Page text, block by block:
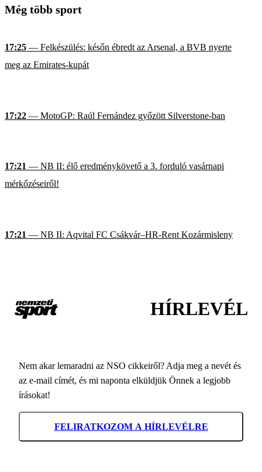
Még több sport
17:25 — Felkészülés: későn ébredt az Arsenal, a BVB nyerte
meg az Emirates-kupát
17:22 — MotoGP: Raúl Fernández győzött Silverstone-ban
17:21 — NB II: élő eredménykövető a 3. forduló vasárnapi
mérkőzéseiről!
17:21 — NB II: Aqvital FC Csákvár–HR-Rent Kozármisleny
HÍRLEVÉL
Nem akar lemaradni az NSO cikkeiről? Adja meg a nevét és
az e-mail címét, és mi naponta elküldjük Önnek a legjobb
írásokat!
FELIRATKOZOM A HÍRLEVÉLRE